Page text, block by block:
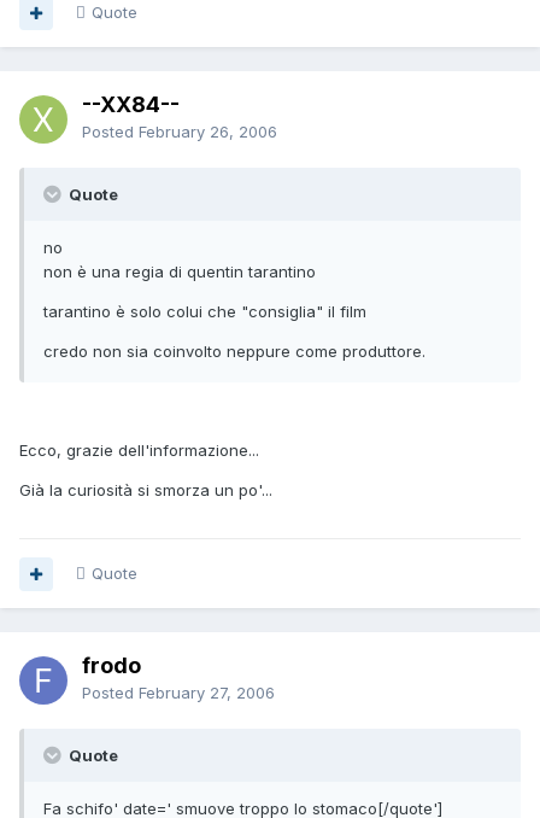
Quote
--XX84--
Posted February 26, 2006
Quote
no
non è una regia di quentin tarantino
tarantino è solo colui che "consiglia" il film
credo non sia coinvolto neppure come produttore.
Ecco, grazie dell'informazione...
Già la curiosità si smorza un po'...
Quote
frodo
Posted February 27, 2006
Quote
Fa schifo' date=' smuove troppo lo stomaco[/quote']